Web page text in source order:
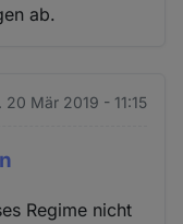
ab.
20 Mär 2019 - 11:15
Regime nicht